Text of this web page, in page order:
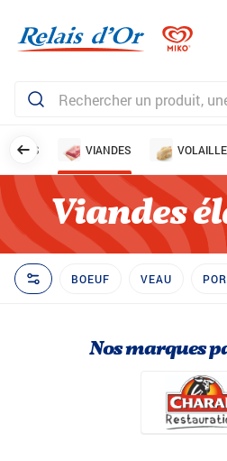
VIANDES
Viandes
BOEUF VEAU
Nos marques